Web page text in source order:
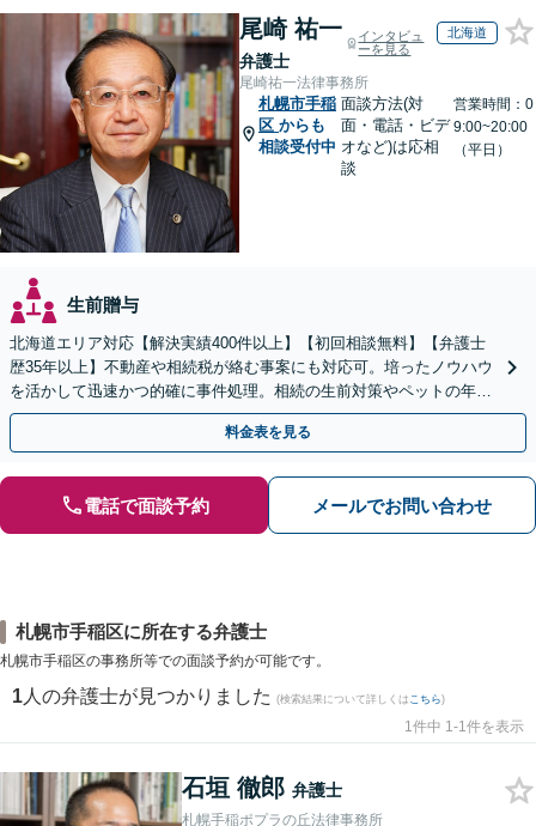
尾崎 祐一
弁護士
インタビュ
ーを見る
北海道
尾崎祐一法律事務所
札幌市手稲
区 からも
相談受付中
面談方法(対
面・電話・ビデ
オなど)は応相
談
営業時間：0
9:00~20:00
（平日）
生前贈与
北海道エリア対応【解決実績400件以上】【初回相談無料】【弁護士
歴35年以上】不動産や相続税が絡む事案にも対応可。培ったノウハウ
を活かして迅速かつ的確に事件処理。相続の生前対策やペットの年金
システムもお任せ【完全個室】【自衛隊前駅8分】
料金表を見る
電話で面談予約 メールでお問い合わせ
札幌市手稲区に所在する弁護士
札幌市手稲区の事務所等での面談予約が可能です。
1 人の弁護士が見つかりました (検索結果について詳しくは こちら)
1件中 1-1件を表示
石垣 徹郎 弁護士
札幌手稲ポプラの丘法律事務所